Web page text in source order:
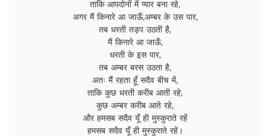
ताकि आपदोनों में प्यार बना रहे,
अगर मैं किनारे आ जाऊँ,अम्बर के उस पार,
तब धरती तड़प उठती है,
मैं किनारे आ जाऊँ,
धरती के इस पार,
तब अम्बर बरस उठता है,
अतः मैं रहता हूँ सदैव बीच में,
ताकि कुछ धरती करीब आती रहे,
कुछ अम्बर करीब आते रहे,
और हमसब सदैव यूँ ही मुस्कुराते रहें
हमसब सदैव यूँ ही मुस्कुराते रहें।